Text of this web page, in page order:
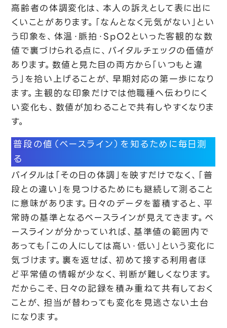
高齢者の体調変化は、本人の訴えとして表に出に
くいことがあります。「なんとなく元気がない」とい
う印象を、体温・脈拍・SpO2といった客観的な数
値で裏づけられる点に、バイタルチェックの価値が
あります。数値と見た目の両方から「いつもと違
う」を拾い上げることが、早期対応の第一歩になり
ます。主観的な印象だけでは他職種へ伝わりにく
い変化も、数値が加わることで共有しやすくなりま
す。
普段の値（ベースライン）を知るために毎日測
る
バイタルは「その日の体調」を映すだけでなく、「普
段との違い」を見つけるためにも継続して測ること
に意味があります。日々のデータを蓄積すると、平
常時の基準となるベースラインが見えてきます。ベ
ースラインが分かっていれば、基準値の範囲内で
あっても「この人にしては高い・低い」という変化に
気づけます。裏を返せば、初めて接する利用者ほ
ど平常値の情報が少なく、判断が難しくなります。
だからこそ、日々の記録を積み重ねて共有しておく
ことが、担当が替わっても変化を見逃さない土台
になります。